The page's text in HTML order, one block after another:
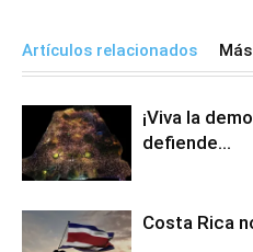
Artículos relacionados
¡Viva la
defiende…
Costa Rica